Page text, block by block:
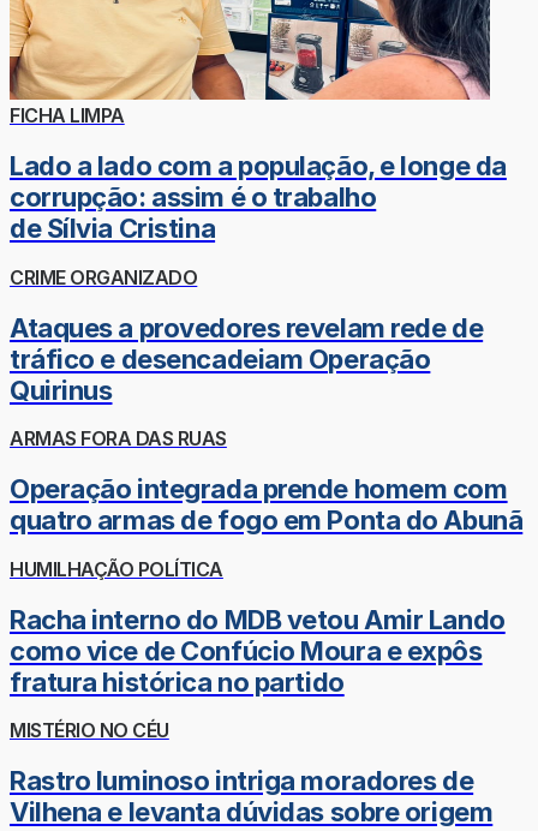
FICHA LIMPA
Lado a lado com a população, e longe da
corrupção: assim é o trabalho
de Sílvia Cristina
CRIME ORGANIZADO
Ataques a provedores revelam rede de
tráfico e desencadeiam Operação
Quirinus
ARMAS FORA DAS RUAS
Operação integrada prende homem com
quatro armas de fogo em Ponta do Abunã
HUMILHAÇÃO POLÍTICA
Racha interno do MDB vetou Amir Lando
como vice de Confúcio Moura e expôs
fratura histórica no partido
MISTÉRIO NO CÉU
Rastro luminoso intriga moradores de
Vilhena e levanta dúvidas sobre origem